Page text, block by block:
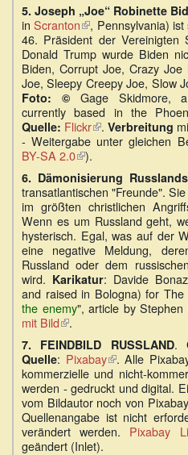
5. Joseph „Joe“ Robinette
inScranton(Link
ist
extern)
, Pennsylvania)
46. Präsident der Vereinigten
Donald Trump wurde Biden
Biden, Corrupt Joe, Crazy
Joe, Sleepy Creepy Joe, Slow
Foto: ©Gage Skidmore, a
currently based in the
Quelle: Flickr(Link
ist
. Verbreitung
- Weitergabe unter gleichen
BY-SA 2.0(Link
ist
extern)
).
6. Dämonisierung Russlands
transatlantischen "Freunde".
im größten christlichen
Wenn es um Russland geht,
hysterisch. Egal, was auf der
eine negative Meldung,
Russland oder dem
wird. Karikatur: Davide
and raised in Bologna) for
the enemy", article by
mit Bild(Link
ist
extern)
.
7. FEINDBILD RUSSLAND.
Quelle: Pixabay(Link
ist
extern)
. Alle
kommerzielle und nicht-
werden - gedruckt und digital.
vom Bildautor noch von
Quellenangabe ist nicht
verändert werden. Pixabay
geändert (Inlet).